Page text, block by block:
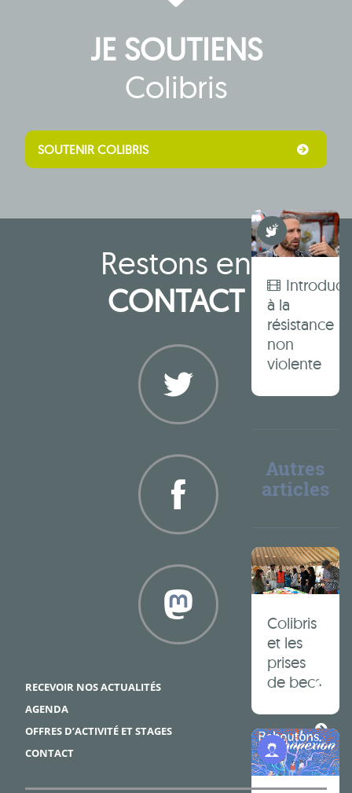
forte et
joyeuse
Non Violence
à la
résistance
non
violente
Autres
articles
Colibris
et les
prises
de becs
Programme Jeunes
JE SOUTIENS
Colibris
SOUTENIR COLIBRIS
Restons en
CONTACT
RECEVOIR NOS ACTUALITÉS
AGENDA
OFFRES D’ACTIVITÉ ET STAGES
CONTACT